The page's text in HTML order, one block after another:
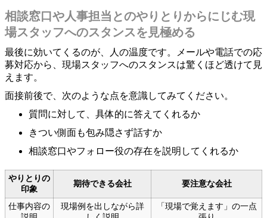
相談窓口や人事担当とのやりとりからにじむ現
場スタッフへのスタンスを見極める
最後に効いてくるのが、人の温度です。メールや電話での応
募対応から、現場スタッフへのスタンスは驚くほど透けて見
えます。
面接前後で、次のような点を意識してみてください。
質問に対して、具体的に答えてくれるか
きつい側面も包み隠さず話すか
相談窓口やフォロー役の存在を説明してくれるか
やりとりの
印象
期待できる会社 要注意な会社
仕事内容の
現場例を出しながら詳
「現場で覚えます」の一点